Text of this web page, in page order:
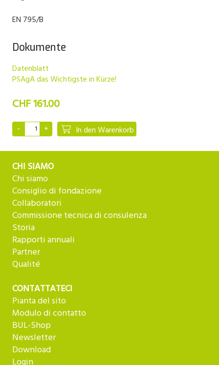
EN 795/B
Dokumente
Datenblatt
PSAgA das Wichtigste in Kürze!
CHF 161.00
In den Warenkorb
CHI SIAMO
Chi siamo
Consiglio di fondazione
Collaboratori
Commissione tecnica di consulenza
Storia
Rapporti annuali
Partner
Qualité
CONTATTATECI
Pianta del sito
Modulo di contatto
BUL-Shop
Newsletter
Download